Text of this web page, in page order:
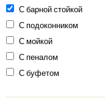
С барной стойкой
С подоконником
С мойкой
С пеналом
С буфетом